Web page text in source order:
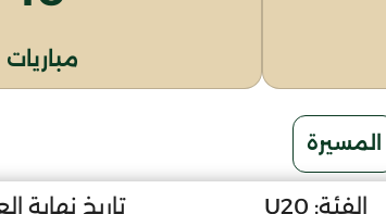
مباريات
المسيرة
الفئة: U20 تاريخ نهاية